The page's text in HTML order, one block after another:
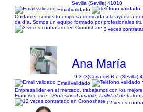
Sevilla (Sevilla) 41010
Email validado
Cuidamen somos tu empresa dedicada a la ayuda a
de día. Somos un equipo formado por profesionales
3 veces
Ana María
9,3 (3)Coria del Río (Sevilla)
Email validado
Empresa lider en el mercado, trabajamos con los
Francisco dice: "Profesional amable, facilidad de trato
12 veces